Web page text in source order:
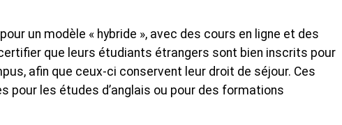
un modèle « hybride », avec des cours en ligne et des
que leurs étudiants étrangers sont bien inscrits pour
afin que ceux-ci conservent leur droit de séjour. Ces
pour les études d’anglais ou pour des formations